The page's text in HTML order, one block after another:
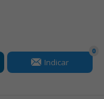
Indicar
0